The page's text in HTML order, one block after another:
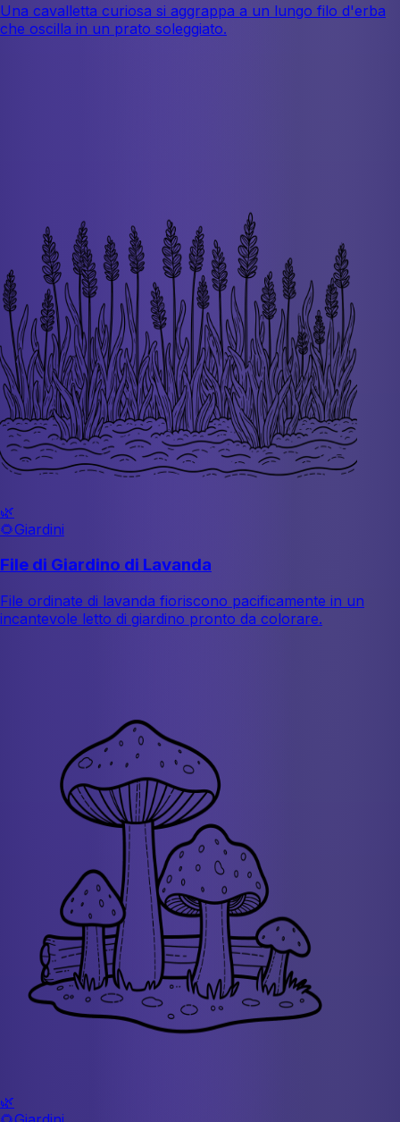
Una cavalletta curiosa si aggrappa a un lungo filo d'erba
che oscilla in un prato soleggiato.
🌿
🌻Giardini
File di Giardino di Lavanda
File ordinate di lavanda fioriscono pacificamente in un
incantevole letto di giardino pronto da colorare.
🌿